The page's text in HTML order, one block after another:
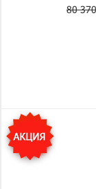
80